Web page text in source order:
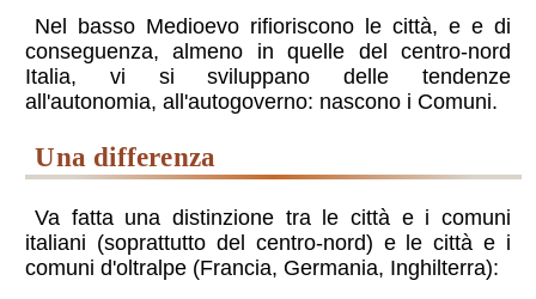
Nel basso Medioevo rifioriscono le città, e e di
conseguenza, almeno in quelle del centro-nord
Italia, vi si sviluppano delle tendenze
all'autonomia, all'autogoverno: nascono i Comuni.
una differenza
Va fatta una distinzione tra le città e i comuni
italiani (soprattutto del centro-nord) e le città e i
comuni d'oltralpe (Francia, Germania, Inghilterra):